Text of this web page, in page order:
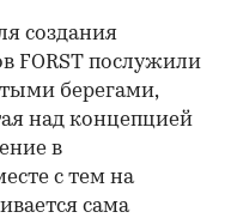
создания
FORST послужили
берегами,
над концепцией
в
с тем на
сама